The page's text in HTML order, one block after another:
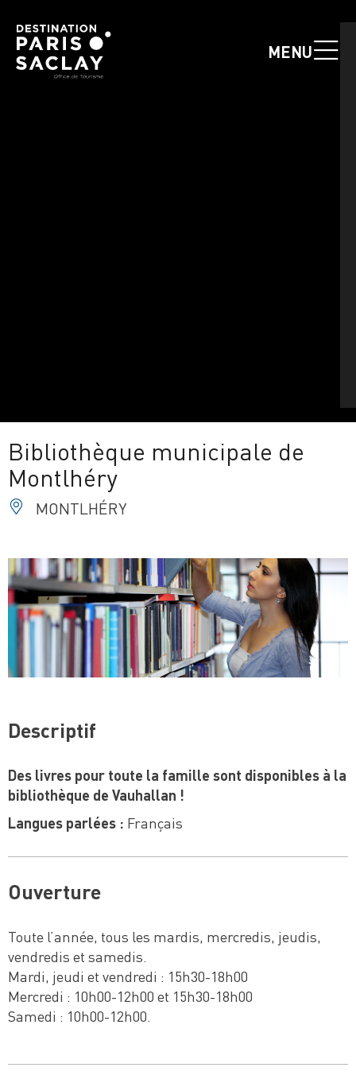
MENU
Bibliothèque municipale de
Montlhéry
MONTLHÉRY
Descriptif
Des livres pour toute la famille sont disponibles à la
bibliothèque de Vauhallan !
Langues parlées : Français
Ouverture
Toute l’année, tous les mardis, mercredis, jeudis,
vendredis et samedis.
Mardi, jeudi et vendredi : 15h30-18h00
Mercredi : 10h00-12h00 et 15h30-18h00
Samedi : 10h00-12h00.